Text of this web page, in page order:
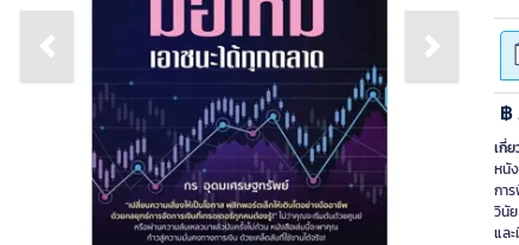
Previous slide Next slide
฿
เกี่
หนั
กา
วินั
แล